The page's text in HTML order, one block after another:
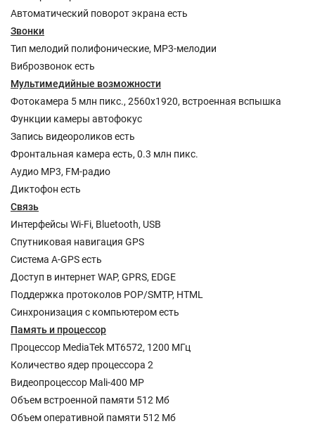
Автоматический поворот экрана есть
Звонки
Тип мелодий полифонические, MP3-мелодии
Виброзвонок есть
Мультимедийные возможности
Фотокамера 5 млн пикс., 2560x1920, встроенная вспышка
Функции камеры автофокус
Запись видеороликов есть
Фронтальная камера есть, 0.3 млн пикс.
Аудио MP3, FM-радио
Диктофон есть
Связь
Интерфейсы Wi-Fi, Bluetooth, USB
Спутниковая навигация GPS
Cистема A-GPS есть
Доступ в интернет WAP, GPRS, EDGE
Поддержка протоколов POP/SMTP, HTML
Синхронизация с компьютером есть
Память и процессор
Процессор MediaTek MT6572, 1200 МГц
Количество ядер процессора 2
Видеопроцессор Mali-400 MP
Объем встроенной памяти 512 Мб
Объем оперативной памяти 512 Мб